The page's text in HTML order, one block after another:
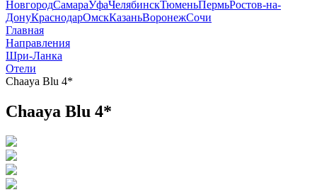
НовгородСамараУфаЧелябинскТюменьПермьРостов-на-
ДонуКраснодарОмскКазаньВоронежСочи
Главная
Направления
Шри-Ланка
Отели
Chaaya Blu 4*
Chaaya Blu 4*